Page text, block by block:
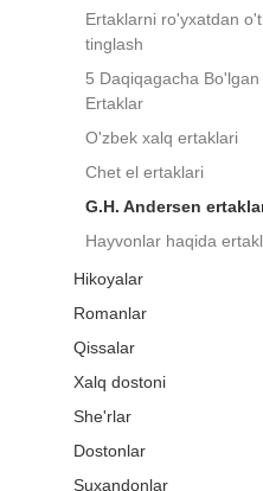
Ertaklarni ro'yxatdan
tinglash
5 Daqiqagacha
Ertaklar
O'zbek xalq ertaklari
Chet el ertaklari
G.H. Andersen
Hayvonlar haqida
Hikoyalar
Romanlar
Qissalar
Xalq dostoni
She'rlar
Dostonlar
Suxandonlar